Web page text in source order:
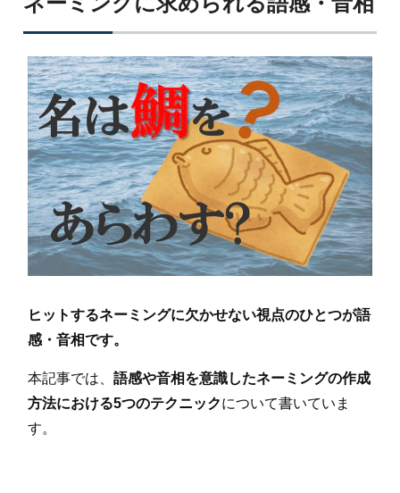
ヒットするネーミングに欠かせない視点のひとつが語
感・音相です。
本記事では、語感や音相を意識したネーミングの作成
方法における5つのテクニックについて書いていま
す。